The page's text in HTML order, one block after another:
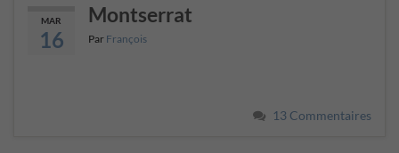
MAR
16
Montserrat
Par François
13 Commentaires